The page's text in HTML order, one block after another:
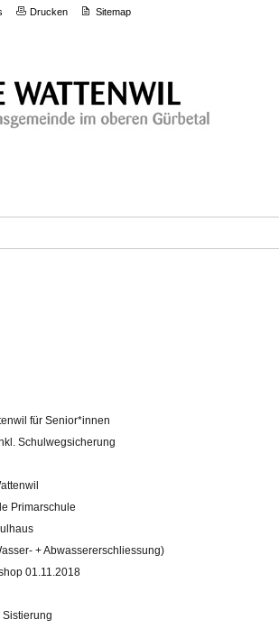
Drucken Sitemap
für Senior*innen
Schulwegsicherung
Primarschule
+ Abwassererschliessung)
01.11.2018